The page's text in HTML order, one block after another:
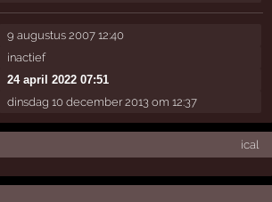
9 augustus 2007 12:40
inactief
24 april 2022 07:51
dinsdag 10 december 2013 om 12:37
ical